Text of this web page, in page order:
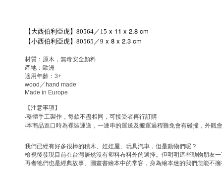
【大西伯利亞虎】80564／15 x 11 x 2.8 cm
【小西伯利亞虎】80565／9 x 8 x 2.3 cm
材質：原木，無毒安全顏料
產地：歐洲
適用年齡： 3+
wood ／ hand made
Made in Europe
【注意事項】
‧整體手工製作，每款不盡相同，可接受者再行訂購
‧本商品進口時為裸裝運送，一連串的運送及搬運過程難免會有碰撞，外
我們已經有好多很棒的積木、娃娃屋、玩具汽車，但是動物們呢？
檢視後發現目前在台灣居然沒有塑料布料外的選擇。但明明這些動物朋友
再者牠們也是經典故事、圖畫書繪本中的常客，身為繪本迷的我們怎能不